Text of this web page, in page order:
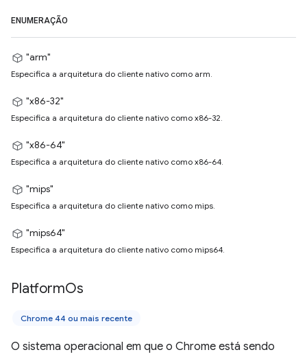
ENUMERAÇÃO
"arm"
Especifica a arquitetura do cliente nativo como arm.
"x86-32"
Especifica a arquitetura do cliente nativo como x86-32.
"x86-64"
Especifica a arquitetura do cliente nativo como x86-64.
"mips"
Especifica a arquitetura do cliente nativo como mips.
"mips64"
Especifica a arquitetura do cliente nativo como mips64.
PlatformOs
Chrome 44 ou mais recente
O sistema operacional em que o Chrome está sendo